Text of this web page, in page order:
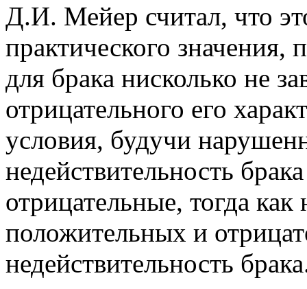
Д.И. Мейер считал, что
практического значения,
для брака нисколько не
отрицательного его
условия, будучи
недействительность
отрицательные, тогда
положительных и
недействительность